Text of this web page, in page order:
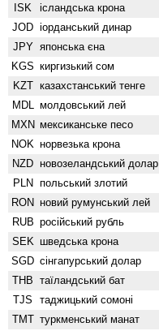
ISK ісландська крона
JOD іорданський динар
JPY японська єна
KGS киргизький сом
KZT казахстанський тенге
MDL молдовський лей
MXN мексиканське песо
NOK норвезька крона
NZD ново­зеландський долар
PLN польський злотий
RON новий румунський лей
RUB російський рубль
SEK шведська крона
SGD сінгапурський долар
THB таїландський бат
TJS таджицький сомоні
TMT туркменський манат